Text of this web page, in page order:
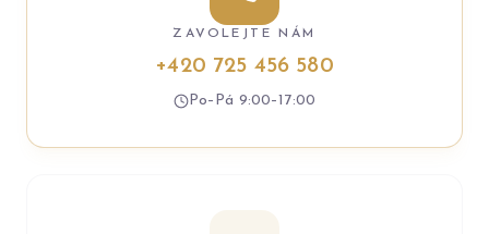
ZAVOLEJTE NÁM
+420 725 456 580
Po–Pá 9:00–17:00